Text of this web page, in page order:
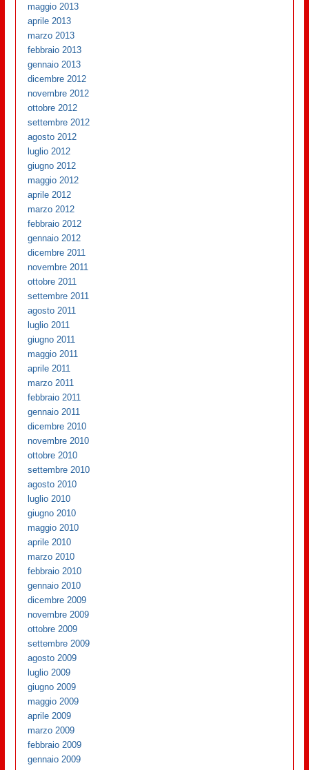
maggio 2013
aprile 2013
marzo 2013
febbraio 2013
gennaio 2013
dicembre 2012
novembre 2012
ottobre 2012
settembre 2012
agosto 2012
luglio 2012
giugno 2012
maggio 2012
aprile 2012
marzo 2012
febbraio 2012
gennaio 2012
dicembre 2011
novembre 2011
ottobre 2011
settembre 2011
agosto 2011
luglio 2011
giugno 2011
maggio 2011
aprile 2011
marzo 2011
febbraio 2011
gennaio 2011
dicembre 2010
novembre 2010
ottobre 2010
settembre 2010
agosto 2010
luglio 2010
giugno 2010
maggio 2010
aprile 2010
marzo 2010
febbraio 2010
gennaio 2010
dicembre 2009
novembre 2009
ottobre 2009
settembre 2009
agosto 2009
luglio 2009
giugno 2009
maggio 2009
aprile 2009
marzo 2009
febbraio 2009
gennaio 2009